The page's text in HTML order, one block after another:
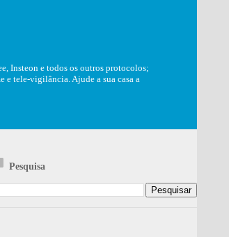
Insteon e todos os outros protocolos;
e tele-vigilância. Ajude a sua casa a
Pesquisa